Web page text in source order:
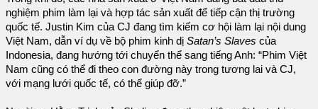
nghiệm phim làm lại và hợp tác sản xuất để tiếp cận thị trường
quốc tế. Justin Kim của CJ đang tìm kiếm cơ hội làm lại nội dung
Việt Nam, dẫn ví dụ về bộ phim kinh dị Satan’s Slaves của
Indonesia, đang hướng tới chuyển thể sang tiếng Anh: “Phim Việt
Nam cũng có thể đi theo con đường này trong tương lai và CJ,
với mạng lưới quốc tế, có thể giúp đỡ.”